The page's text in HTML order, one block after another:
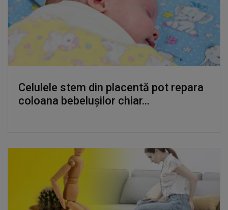
Celulele stem din placentă pot repara
coloana bebelușilor chiar...